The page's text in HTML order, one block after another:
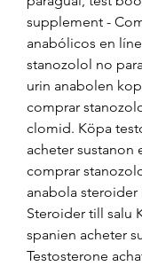
supplement -
anabólicos en
stanozolol no
urin anabolen
comprar
clomid. Köpa
acheter sustanon
comprar
anabola
Steroider till salu
spanien acheter
Testosterone